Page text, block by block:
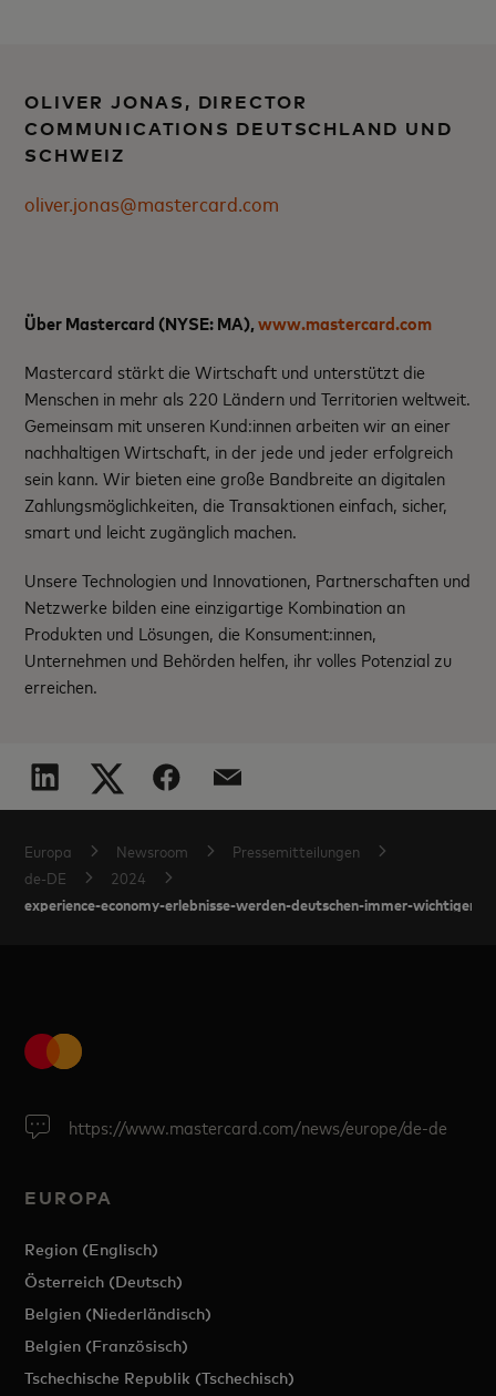
OLIVER JONAS, DIRECTOR
COMMUNICATIONS DEUTSCHLAND UND
SCHWEIZ
oliver.jonas@mastercard.com
Über Mastercard (NYSE: MA),www.mastercard.com
Mastercard stärkt die Wirtschaft und unterstützt die
Menschen in mehr als 220 Ländern und Territorien weltweit.
Gemeinsam mit unseren Kund:innen arbeiten wir an einer
nachhaltigen Wirtschaft, in der jede und jeder erfolgreich
sein kann. Wir bieten eine große Bandbreite an digitalen
Zahlungsmöglichkeiten, die Transaktionen einfach, sicher,
smart und leicht zugänglich machen.
Unsere Technologien und Innovationen, Partnerschaften und
Netzwerke bilden eine einzigartige Kombination an
Produkten und Lösungen, die Konsument:innen,
Unternehmen und Behörden helfen, ihr volles Potenzial zu
erreichen.
Europa Newsroom
Pressemitteilungen
de-DE
2024
experience-economy-erlebnisse-werden-deutschen-immer-wichtiger
https://www.mastercard.com/news/europe/de-de
EUROPA
Region (Englisch)
Österreich (Deutsch)
Belgien (Niederländisch)
Belgien (Französisch)
Tschechische Republik (Tschechisch)